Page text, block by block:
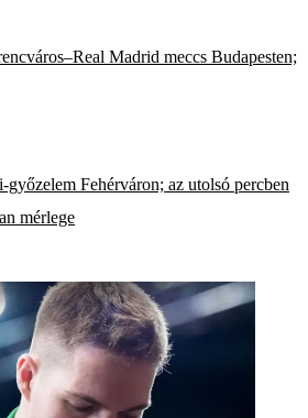
Madrid meccs Budapesten;
Fehérváron; az utolsó percben
mérlege